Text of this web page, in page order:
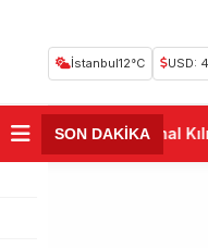
İstanbul12°C USD:
SON DAKİKA
•Kemal